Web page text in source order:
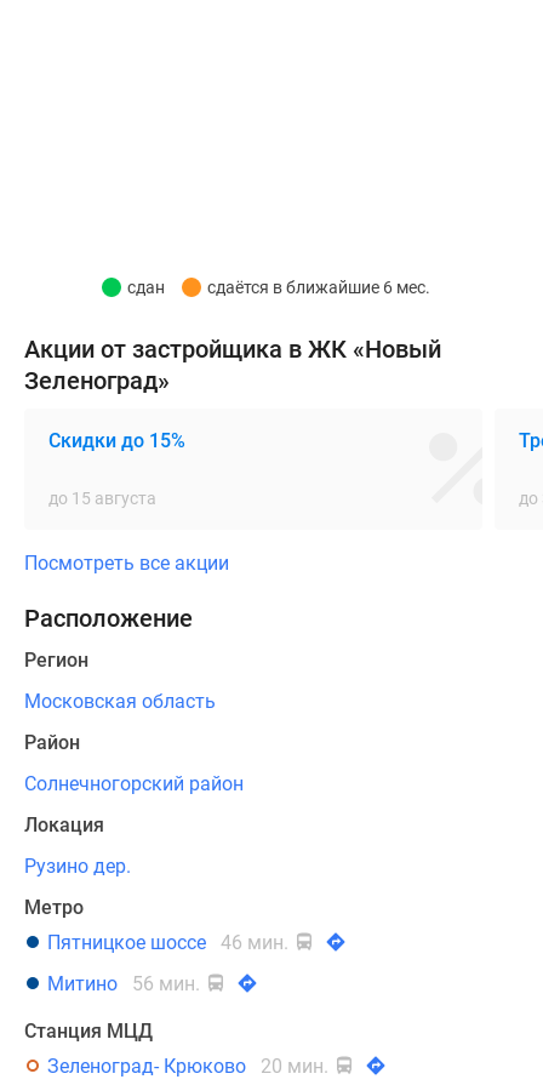
технологии,
конструкциям
высокую
прочность
долговечность.
оформляют
использованием
и
безопасных
в
том
числе
навесных
панелей.
кондиционеров
запланированы
специальные
Авторский
сдан сдаётся в ближайшие 6 мес.
Акции от застройщика в ЖК «Новый
Зеленоград»
Скидки до 15%
до 15 августа до
Посмотреть все акции
Расположение
Регион
Московская область
Район
Солнечногорский район
Локация
Рузино дер.
Метро
Пятницкое шоссе
46 мин.
Митино
56 мин.
Станция МЦД
Зеленоград- Крюково
20 мин.